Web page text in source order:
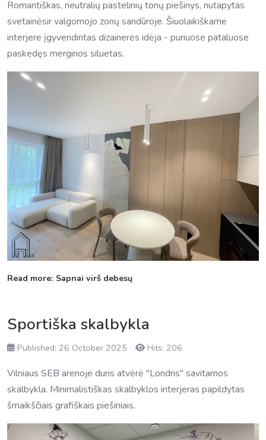
Romantiškas, neutralių pastelinių tonų piešinys, nutapytas
svetainėsir valgomojo zonų sandūroje. Šiuolaikiškame
interjere įgyvendintas dizainerės idėja - puriuose pataluose
paskedęs merginos siluetas.
Read more: Sapnai virš debesų
Sportiška skalbykla
Published: 26 October 2025 Hits: 206
Vilniaus SEB arenoje duris atvėrė "Londris" savitarnos
skalbykla. Minimalistiškas skalbyklos interjeras papildytas
šmaikščiais grafiškais piešiniais.